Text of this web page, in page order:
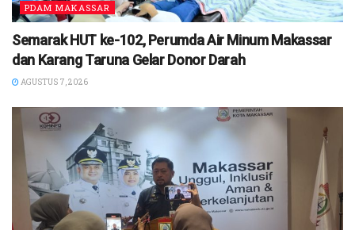
PDAM MAKASSAR
Semarak HUT ke-102, Perumda Air Minum Makassar
dan Karang Taruna Gelar Donor Darah
AGUSTUS 7, 2026